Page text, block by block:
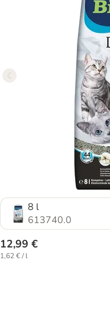
8 l
613740.0
12,99 €
1,62 € / l